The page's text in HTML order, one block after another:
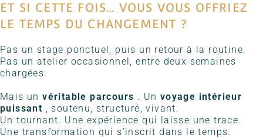
ET SI CETTE FOIS… VOUS VOUS OFFRIEZ
LE TEMPS DU CHANGEMENT ?
Pas un stage ponctuel, puis un retour à la routine.
Pas un atelier occasionnel, entre deux semaines
chargées.
Mais unvéritable parcours . Un voyage intérieur
puissant , soutenu, structuré, vivant.
Un tournant. Une expérience qui laisse une trace.
Une transformation qui s’inscrit dans le temps.